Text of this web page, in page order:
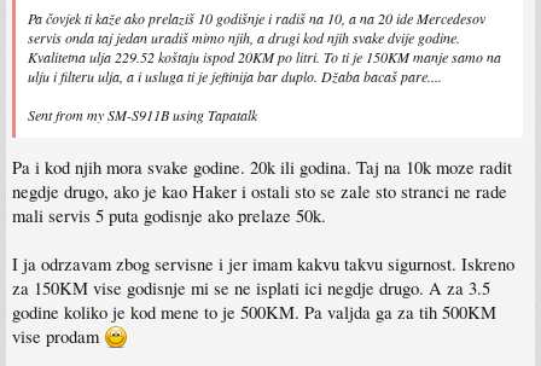
Pa čovjek ti kaže ako prelaziš 10 godišnje i radiš na 10, a na 20 ide Mercedesov
servis onda taj jedan uradiš mimo njih, a drugi kod njih svake dvije godine.
Kvalitetna ulja 229.52 koštaju ispod 20KM po litri. To ti je 150KM manje samo na
ulju i filteru ulja, a i usluga ti je jeftinija bar duplo. Džaba bacaš pare....
Sent from my SM-S911B using Tapatalk
Pa i kod njih mora svake godine. 20k ili godina. Taj na 10k moze radit
negdje drugo, ako je kao Haker i ostali sto se zale sto stranci ne rade
mali servis 5 puta godisnje ako prelaze 50k.
I ja odrzavam zbog servisne i jer imam kakvu takvu sigurnost. Iskreno
za 150KM vise godisnje mi se ne isplati ici negdje drugo. A za 3.5
godine koliko je kod mene to je 500KM. Pa valjda ga za tih 500KM
vise prodam